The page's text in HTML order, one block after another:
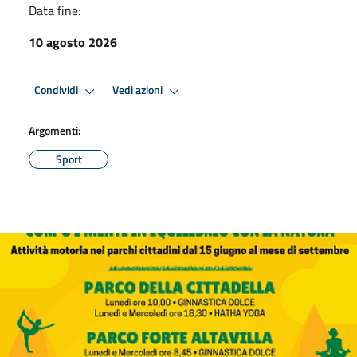
Data fine:
10 agosto 2026
Condividi Vedi azioni
Argomenti:
Sport